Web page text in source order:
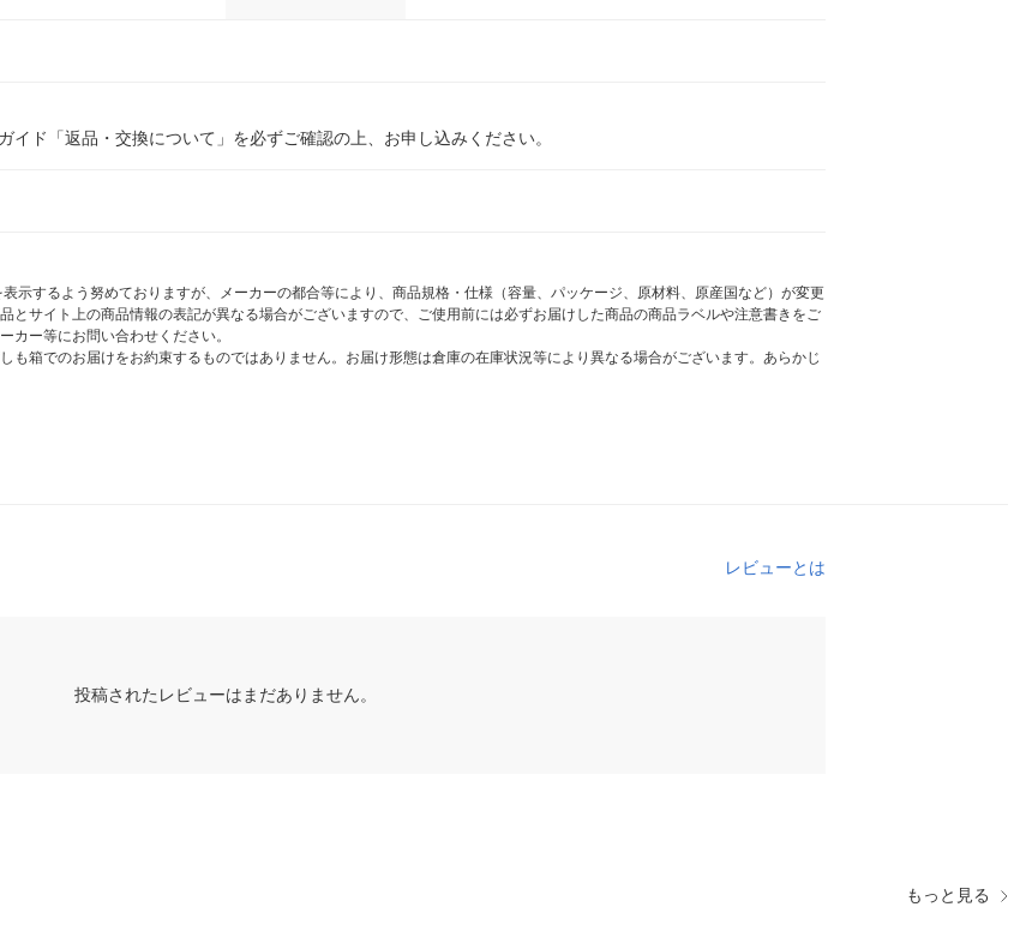
イド「返品・交換について」を必ずご確認の上、お申し込みください。
示するよう努めておりますが、メーカーの都合等により、商品規格・仕様（容量、パッケージ、原材料、原産国など）が変更
とサイト上の商品情報の表記が異なる場合がございますので、ご使用前には必ずお届けした商品の商品ラベルや注意書きをご
カー等にお問い合わせください。
も箱でのお届けをお約束するものではありません。お届け形態は倉庫の在庫状況等により異なる場合がございます。あらかじ
レビューとは
投稿されたレビューはまだありません。
もっと見る